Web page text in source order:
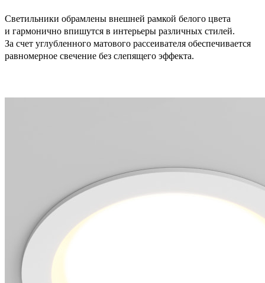
Светильники обрамлены внешней рамкой белого цвета
и гармонично впишутся в интерьеры различных стилей.
За счет углубленного матового рассеивателя обеспечивается
равномерное свечение без слепящего эффекта.